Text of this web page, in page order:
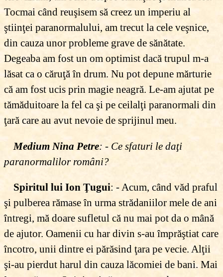
Tocmai când reuşisem să creez un imperiu al
ştiinţei paranormalului, am trecut la cele veşnice,
din cauza unor probleme grave de sănătate.
Degeaba am fost un om optimist dacă trupul m-a
lăsat ca o căruţă în drum. Nu pot depune mărturie
că am fost ucis prin magie neagră. Le-am ajutat pe
tămăduitoare la fel ca şi pe ceilalţi paranormali din
ţară care au avut nevoie de sprijinul meu.
Medium Nina Petre: - Ce sfaturi le daţi
paranormalilor români?
Spiritul lui Ion Ţugui: - Acum, când văd praful
şi pulberea rămase în urma strădaniilor mele de ani
întregi, mă doare sufletul că nu mai pot da o mână
de ajutor. Oamenii cu har divin s-au împrăştiat care
încotro, unii dintre ei părăsind ţara pe vecie. Alţii
şi-au pierdut harul din cauza lăcomiei de bani. Mai